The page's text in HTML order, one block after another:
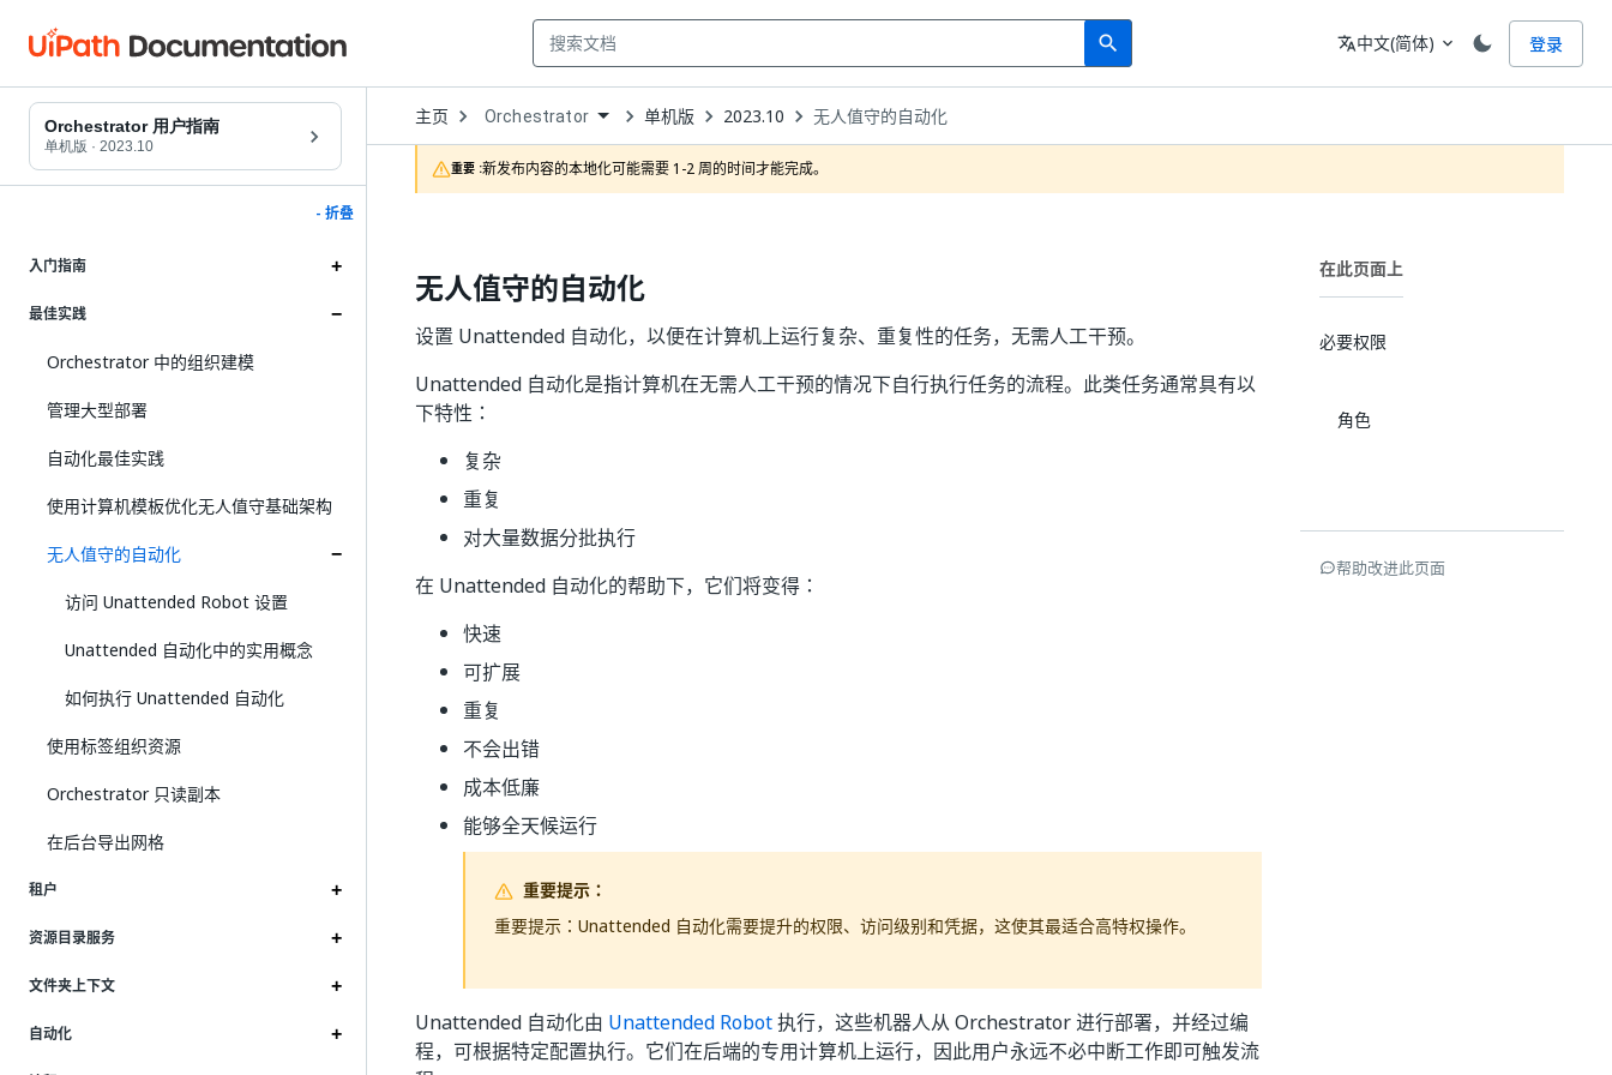
search
Search 语言
translate中文(简体) expand_more 登录
Orchestrator 用户指南
单机版 · 2023.10
- 折叠
入门指南
最佳实践
Orchestrator 中的组织建模
管理大型部署
自动化最佳实践
使用计算机模板优化无人值守基础架构
无人值守的自动化
访问 Unattended Robot 设置
Unattended 自动化中的实用概念
如何执行 Unattended 自动化
使用标签组织资源
Orchestrator 只读副本
在后台导出网格
租户
资源目录服务
文件夹上下文
自动化
主页 Open
Dropdown
to
choose
product
Orchestrator 单机版 2023.10 无人值守的自动化
重要 :新发布内容的本地化可能需要 1-2 周的时间才能完成。
无人值守的自动化
设置 Unattended 自动化，以便在计算机上运行复杂、重复性的任务，无需人工干预。
Unattended 自动化是指计算机在无需人工干预的情况下自行执行任务的流程。此类任务通常具有以
下特性：
复杂
重复
对大量数据分批执行
在 Unattended 自动化的帮助下，它们将变得：
快速
可扩展
重复
不会出错
成本低廉
能够全天候运行
重要提示：
重要提示：Unattended 自动化需要提升的权限、访问级别和凭据，这使其最适合高特权操作。
Unattended 自动化由 Unattended Robot执行，这些机器人从 Orchestrator 进行部署，并经过编
程，可根据特定配置执行。它们在后端的专用计算机上运行，因此用户永远不必中断工作即可触发流
在此页面上
必要权限
角色
帮助改进此页面